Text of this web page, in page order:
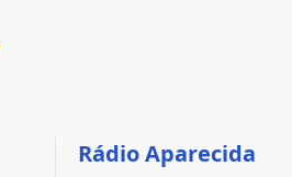
Rádio Aparecida